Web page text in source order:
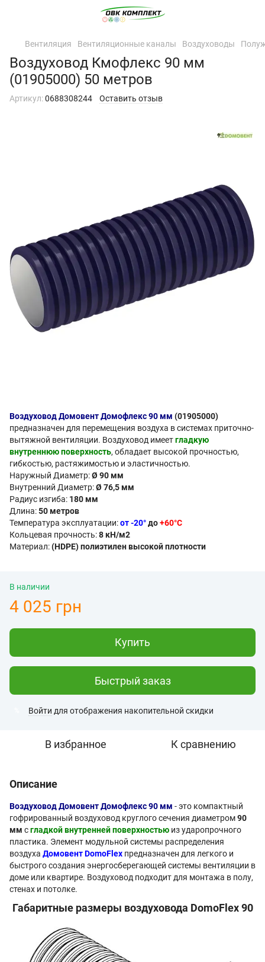
Вентиляция Вентиляционные каналы Воздуховоды
Воздуховод Кмофлекс 90 мм
(01905000) 50 метров
Артикул:0688308244 Оставить отзыв
Воздуховод Домовент Домофлекс 90 мм (01905000)
предназначен для перемещения воздуха в системах приточно-
вытяжной вентиляции. Воздуховод имеетгладкую
внутреннюю поверхность, обладает высокой прочностью,
гибкостью, растяжимостью и эластичностью.
Наружный Диаметр:Ø 90 мм
Внутренний Диаметр:Ø 76,5 мм
Радиус изгиба: 180 мм
Длина:50 метров
Температура эксплуатации:от -20°до+60°С
Кольцевая прочность:8 кН/м2
Материал:(HDPE) полиэтилен высокой плотности
В наличии
4 025 грн
Купить
Быстрый заказ
Войти для отображения накопительной скидки
В избранное К сравнению
Описание
Воздуховод Домовент Домофлекс 90 мм - это компактный
гофрированный воздуховод круглого сечения диаметром90
мм сгладкой внутренней поверхностью из ударопрочного
пластика. Элемент модульной системы распределения
воздуха Домовент DomoFlex предназначен для легкого и
быстрого создания энергосберегающей системы вентиляции в
доме или квартире. Воздуховод подходит для монтажа в полу,
стенах и потолке.
Габаритные размеры воздуховода DomoFlex 90